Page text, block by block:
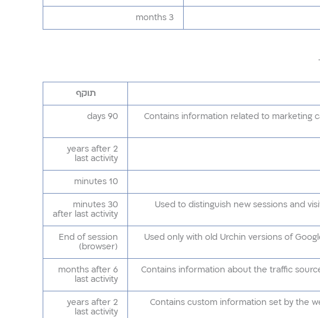
3 months
תוקף
Contains information related to marketing
90 days
2 years after
last activity
10 minutes
Used to distinguish new sessions and
30 minutes
after last activity
Used only with old Urchin versions of
End of session
(browser)
Contains information about the traffic
6 months after
last activity
Contains custom information set by the
2 years after
last activity